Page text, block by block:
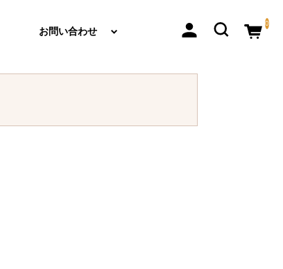
お問い合わせ
0